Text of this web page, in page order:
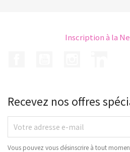
Inscription à la
Recevez nos offres
Vous pouvez vous désinscrire à tout